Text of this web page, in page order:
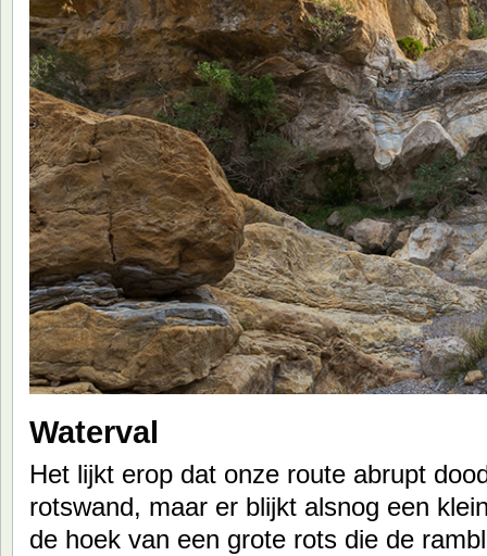
Waterval
Het lijkt erop dat onze route abrupt
rotswand, maar er blijkt alsnog een
de hoek van een grote rots die de